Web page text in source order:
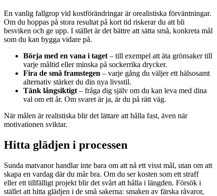
En vanlig fallgrop vid kostförändringar är orealistiska förväntningar.
Om du hoppas på stora resultat på kort tid riskerar du att bli
besviken och ge upp. I stället är det bättre att sätta små, konkreta mål
som du kan bygga vidare på.
Börja med en vana i taget – till exempel att äta grönsaker till
varje måltid eller minska på sockerrika drycker.
Fira de små framstegen – varje gång du väljer ett hälsosamt
alternativ stärker du din nya livsstil.
Tänk långsiktigt – fråga dig själv om du kan leva med dina
val om ett år. Om svaret är ja, är du på rätt väg.
När målen är realistiska blir det lättare att hålla fast, även när
motivationen sviktar.
Hitta glädjen i processen
Sunda matvanor handlar inte bara om att nå ett visst mål, utan om att
skapa en vardag där du mår bra. Om du ser kosten som ett straff
eller ett tillfälligt projekt blir det svårt att hålla i längden. Försök i
stället att hitta glädjen i de små sakerna: smaken av färska råvaror,